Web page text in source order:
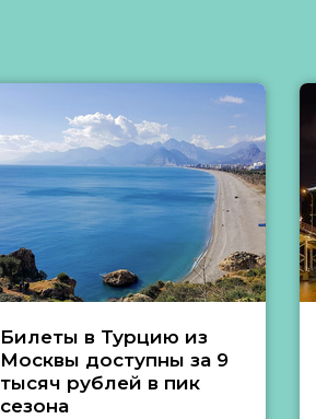
Билеты в Турцию из
Москвы доступны за 9
тысяч рублей в пик
сезона